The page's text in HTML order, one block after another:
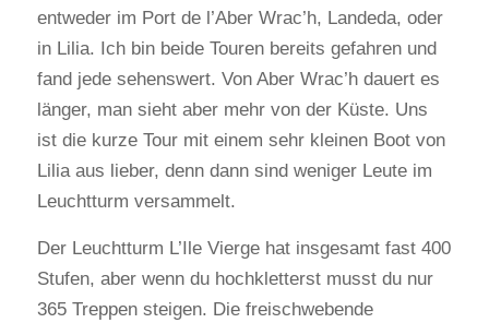
entweder im Port de l’Aber Wrac’h, Landeda, oder
in Lilia. Ich bin beide Touren bereits gefahren und
fand jede sehenswert. Von Aber Wrac’h dauert es
länger, man sieht aber mehr von der Küste. Uns
ist die kurze Tour mit einem sehr kleinen Boot von
Lilia aus lieber, denn dann sind weniger Leute im
Leuchtturm versammelt.
Der Leuchtturm L’Ile Vierge hat insgesamt fast 400
Stufen, aber wenn du hochkletterst musst du nur
365 Treppen steigen. Die freischwebende